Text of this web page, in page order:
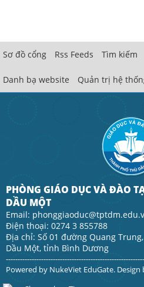
Sơ đồ cổng Rss Feeds Tìm kiếm
Danh bạ website Quản trị hệ
PHÒNG GIÁO DỤC VÀ ĐÀO
DẦU MỘT
Email:
Điện thoại: 0274 3 855788
Địa chỉ: Số 01 đường Quang
Dầu Một, tỉnh Bình Dương
Powered by NukeViet EduGate. Design